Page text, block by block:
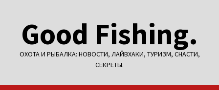
содержимому
Good Fishing.
ОХОТА И РЫБАЛКА: НОВОСТИ, ЛАЙВХАКИ, ТУРИЗМ, СНАСТИ,
СЕКРЕТЫ.